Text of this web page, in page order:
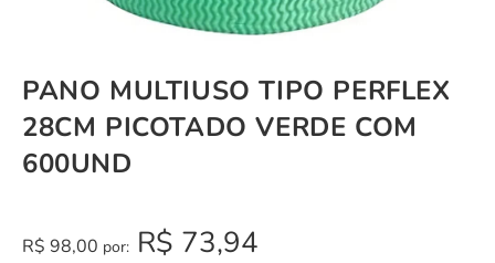
PANO MULTIUSO TIPO PERFLEX
28CM PICOTADO VERDE COM
600UND
R$ 98,00 por: R$ 73,94